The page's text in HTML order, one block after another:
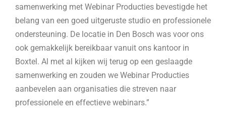
samenwerking met Webinar Producties bevestigde het
belang van een goed uitgeruste studio en professionele
ondersteuning. De locatie in Den Bosch was voor ons
ook gemakkelijk bereikbaar vanuit ons kantoor in
Boxtel. Al met al kijken wij terug op een geslaagde
samenwerking en zouden we Webinar Producties
aanbevelen aan organisaties die streven naar
professionele en effectieve webinars.”